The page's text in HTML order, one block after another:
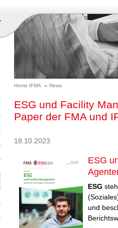
Home IFMA News
ESG und Facility
Paper der FMA und
18.10.2023
ESG
ESG
und